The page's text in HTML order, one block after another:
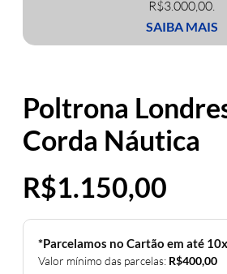
R$3.000,00.
SAIBA MAIS
Poltrona
Corda Náutica
R$1.150,00
*Parcelamos no Cartão em até 10x
Valor mínimo das parcelas: R$400,00